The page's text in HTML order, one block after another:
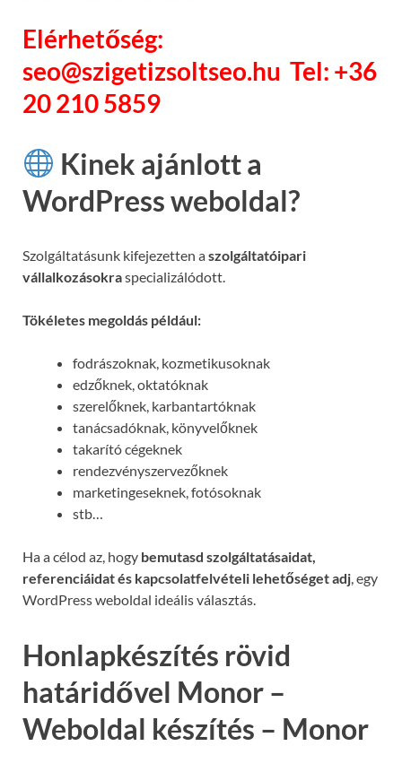
Elérhetőség:
seo@szigetizsoltseo.hu Tel: +36
20 210 5859
Kinek ajánlott a
WordPress weboldal?
Szolgáltatásunk kifejezetten aszolgáltatóipari
vállalkozásokraspecializálódott.
Tökéletes megoldás például:
fodrászoknak, kozmetikusoknak
edzőknek, oktatóknak
szerelőknek, karbantartóknak
tanácsadóknak, könyvelőknek
takarító cégeknek
rendezvényszervezőknek
marketingeseknek, fotósoknak
stb…
Ha a célod az, hogy bemutasd szolgáltatásaidat,
referenciáidat és kapcsolatfelvételi lehetőséget adj , egy
WordPress weboldal ideális választás.
Honlapkészítés rövid
határidővel Monor –
Weboldal készítés – Monor